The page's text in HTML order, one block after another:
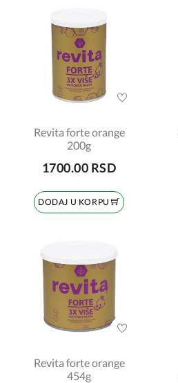
Revita forte orange
200g
1700.00 RSD
DODAJ U KORPU
Revita forte orange
454g